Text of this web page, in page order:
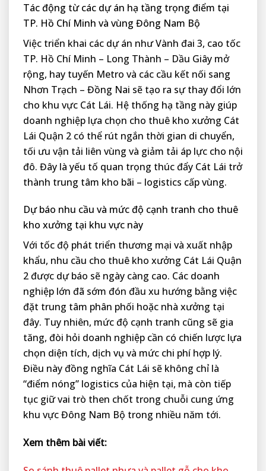
Tác động từ các dự án hạ tầng trọng điểm tại
TP. Hồ Chí Minh và vùng Đông Nam Bộ
Việc triển khai các dự án như Vành đai 3, cao tốc
TP. Hồ Chí Minh – Long Thành – Dầu Giây mở
rộng, hay tuyến Metro và các cầu kết nối sang
Nhơn Trạch – Đồng Nai sẽ tạo ra sự thay đổi lớn
cho khu vực Cát Lái. Hệ thống hạ tầng này giúp
doanh nghiệp lựa chọn cho thuê kho xưởng Cát
Lái Quận 2 có thể rút ngắn thời gian di chuyển,
tối ưu vận tải liên vùng và giảm tải áp lực cho nội
đô. Đây là yếu tố quan trọng thúc đẩy Cát Lái trở
thành trung tâm kho bãi – logistics cấp vùng.
Dự báo nhu cầu và mức độ cạnh tranh cho thuê
kho xưởng tại khu vực này
Với tốc độ phát triển thương mại và xuất nhập
khẩu, nhu cầu cho thuê kho xưởng Cát Lái Quận
2 được dự báo sẽ ngày càng cao. Các doanh
nghiệp lớn đã sớm đón đầu xu hướng bằng việc
đặt trung tâm phân phối hoặc nhà xưởng tại
đây. Tuy nhiên, mức độ cạnh tranh cũng sẽ gia
tăng, đòi hỏi doanh nghiệp cần có chiến lược lựa
chọn diện tích, dịch vụ và mức chi phí hợp lý.
Điều này đồng nghĩa Cát Lái sẽ không chỉ là
“điểm nóng” logistics của hiện tại, mà còn tiếp
tục giữ vai trò then chốt trong chuỗi cung ứng
khu vực Đông Nam Bộ trong nhiều năm tới.
Xem thêm bài viết: